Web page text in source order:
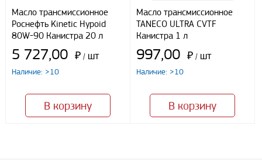
Масло трансмиссионное
Роснефть Kinetic Hypoid
80W-90 Канистра 20 л
5 727,00 ₽ / шт
Наличие: >10
В корзину
Масло трансмиссионное
TANECO ULTRA CVTF
Канистра 1 л
997,00 ₽ / шт
Наличие: >10
В корзину